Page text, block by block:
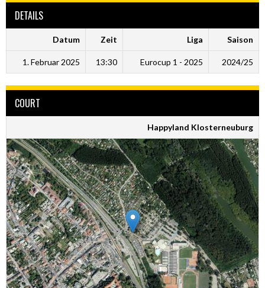
DETAILS
Datum Zeit Liga Saison
1. Februar 2025 13:30 Eurocup 1 - 2025 2024/25
COURT
Happyland Klosterneuburg